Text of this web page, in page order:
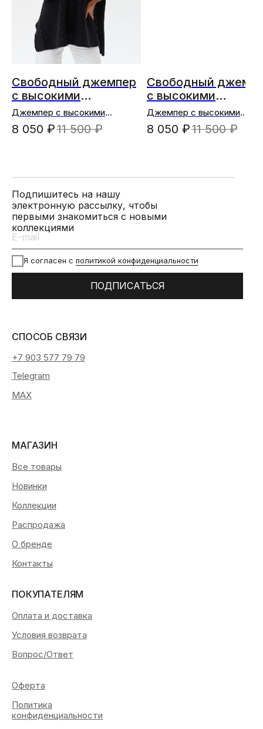
Свободный джемпер
с высокими
разрезами по бокам
Джемпер с высокими
разрезами (черный)
8 050 ₽11 500 ₽
Свободный
с высокими
разрезами по
Джемпер с высокими
разрезами (кофейный)
8 050 ₽11 500 ₽
Подпишитесь на нашу
электронную рассылку, чтобы
первыми знакомиться с новыми
коллекциями
Все товары
Новинки
О бренде
Контакты
Коллекции
Распродажа
Я согласен с политикой конфиденциальности
ПОДПИСАТЬСЯ
+7 903 577 79 79
СПОСОБ СВЯЗИ
Оплата и доставка
ПОКУПАТЕЛЯМ
Вопрос/Ответ
Условия возврата
Telegram
MAX
МАГАЗИН
Политика
конфиденциальности
Оферта